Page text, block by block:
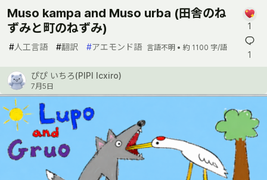
Muso kampa and Muso urba (田舎のね
ずみと町のねずみ)
#人工言語 #翻訳 #アエモンド語 言語不明 • 約 1100 字/語
1
1
ぴぴ いちろ(PIPI Icxiro)
7月5日